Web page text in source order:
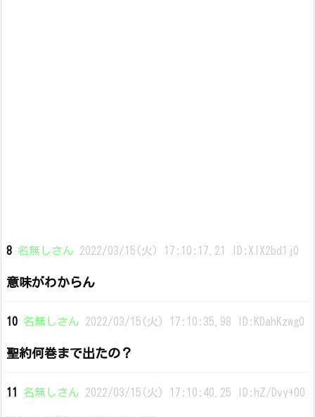
8 名無しさん 2022/03/15(火) 17:10:17.21 ID:XlX2bd1j0
意味がわからん
10 名無しさん 2022/03/15(火) 17:10:35.98 ID:KDahKzwg0
聖約何巻まで出たの？
11 名無しさん 2022/03/15(火) 17:10:40.25 ID:hZ/Dvy+00